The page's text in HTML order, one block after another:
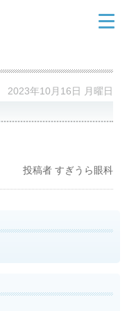
2023年10月16日 月曜日
投稿者 すぎうら眼科